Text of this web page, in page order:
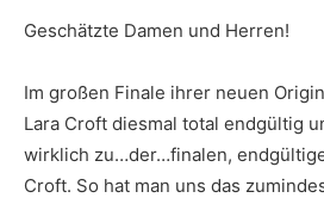
Geschätzte Damen und Herren!
Im großen Finale ihrer neuen
Lara Croft diesmal total endgültig
wirklich zu…der…finalen,
Croft. So hat man uns das